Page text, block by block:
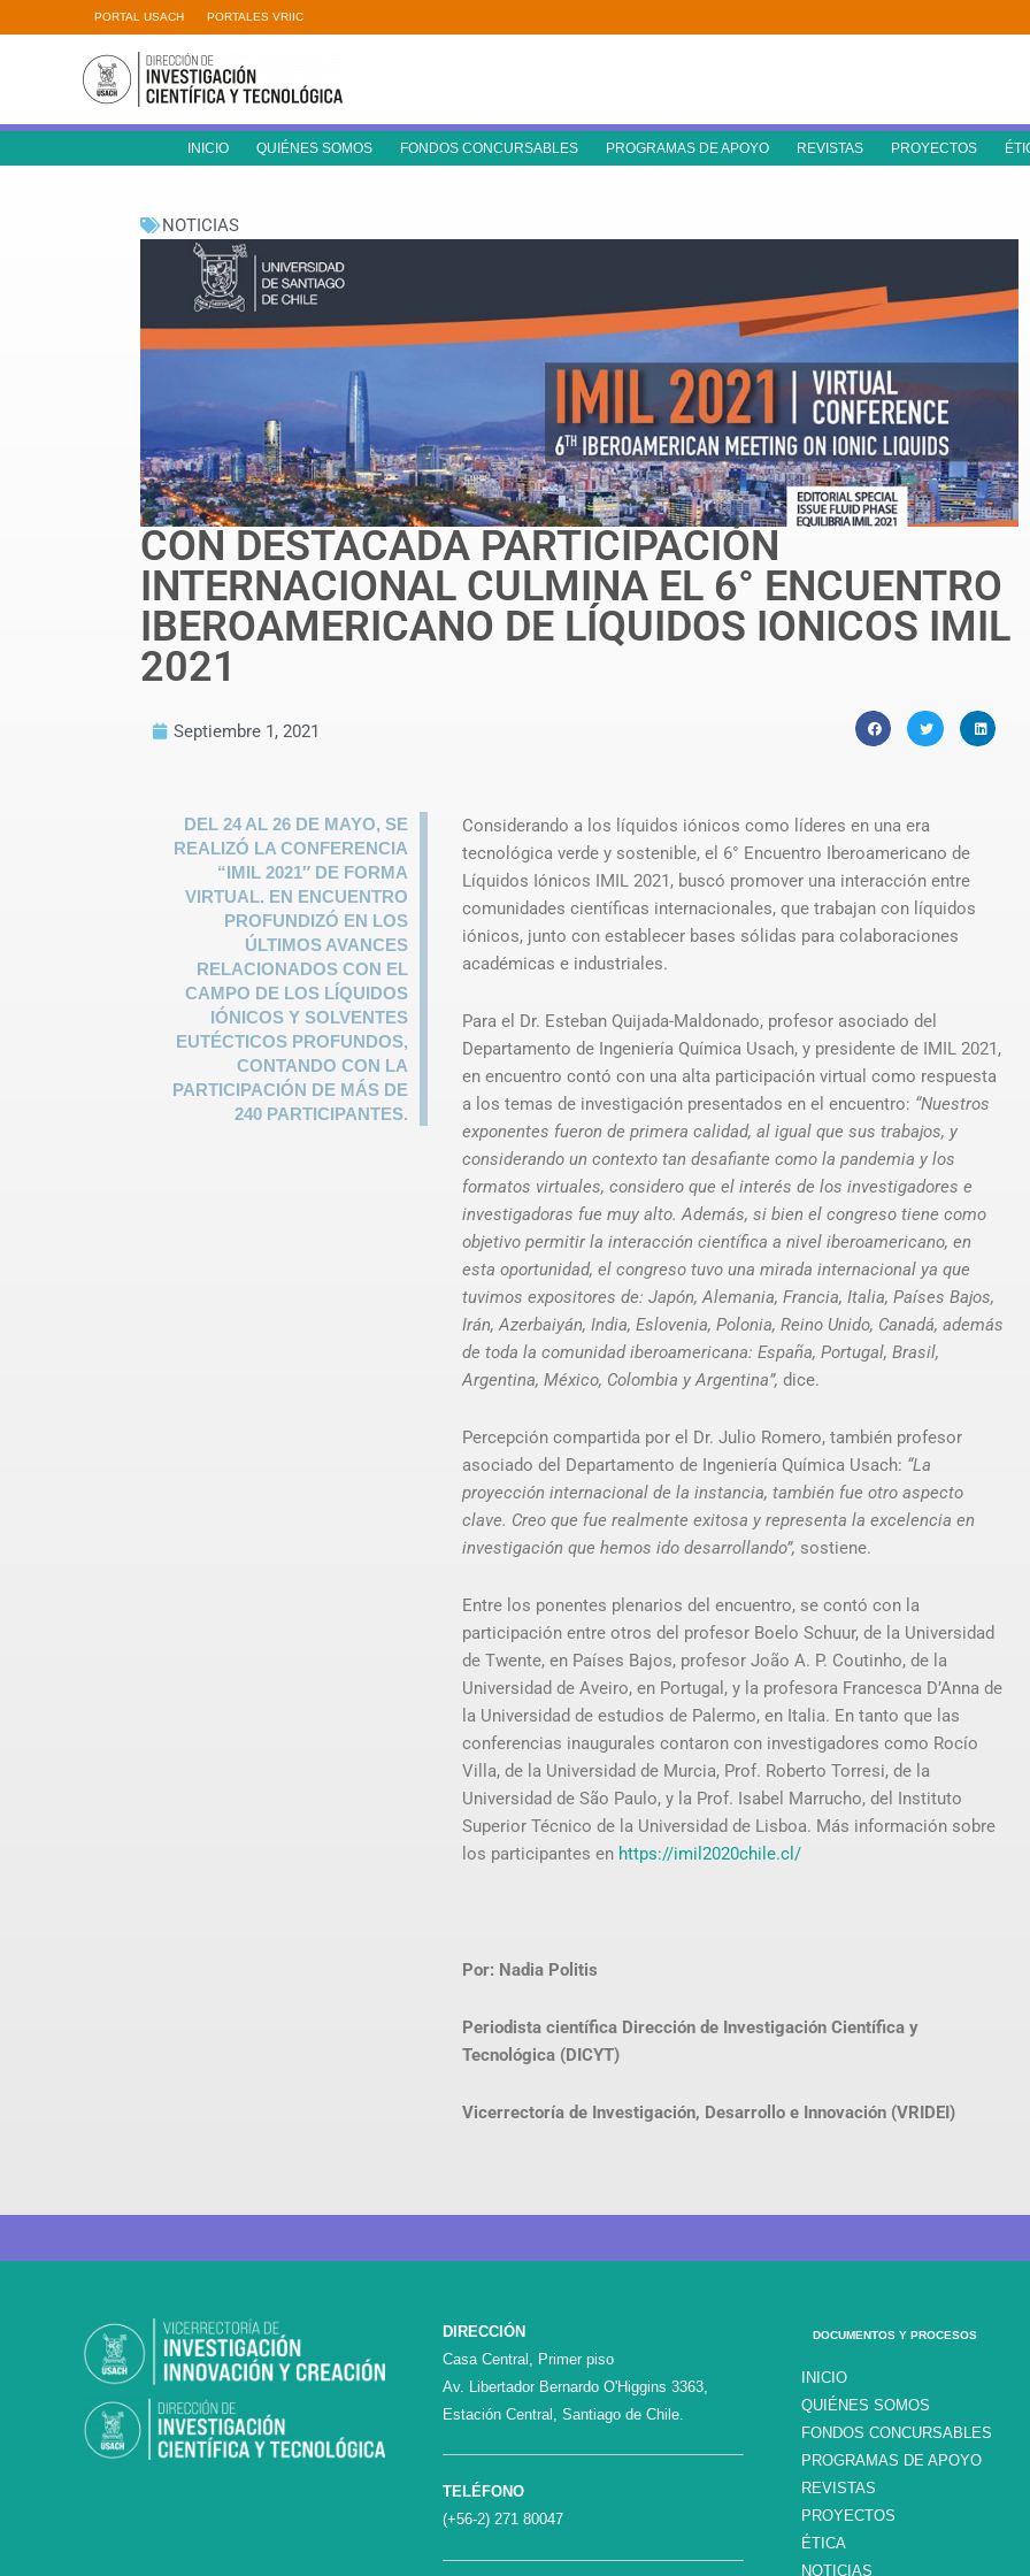
al
PORTAL USACH PORTALES VRIIC
INICIO QUIÉNES SOMOS FONDOS CONCURSABLES PROGRAMAS DE APOYO REVISTAS PROYECTOS
NOTICIAS
CON DESTACADA PARTICIPACIÓN
INTERNACIONAL CULMINA EL 6° ENCUENTRO
IBEROAMERICANO DE LÍQUIDOS IONICOS IMIL
2021
Septiembre 1, 2021
DEL 24 AL 26 DE MAYO, SE
REALIZÓ LA CONFERENCIA
“IMIL 2021″ DE FORMA
VIRTUAL. EN ENCUENTRO
PROFUNDIZÓ EN LOS
ÚLTIMOS AVANCES
RELACIONADOS CON EL
CAMPO DE LOS LÍQUIDOS
IÓNICOS Y SOLVENTES
EUTÉCTICOS PROFUNDOS,
CONTANDO CON LA
PARTICIPACIÓN DE MÁS DE
240 PARTICIPANTES.
Considerando a los líquidos iónicos como líderes en una era
tecnológica verde y sostenible, el 6° Encuentro Iberoamericano de
Líquidos Iónicos IMIL 2021, buscó promover una interacción entre
comunidades científicas internacionales, que trabajan con líquidos
iónicos, junto con establecer bases sólidas para colaboraciones
académicas e industriales.
Para el Dr. Esteban Quijada-Maldonado, profesor asociado del
Departamento de Ingeniería Química Usach, y presidente de IMIL 2021,
en encuentro contó con una alta participación virtual como respuesta
a los temas de investigación presentados en el encuentro: “Nuestros
exponentes fueron de primera calidad, al igual que sus trabajos, y
considerando un contexto tan desafiante como la pandemia y los
formatos virtuales, considero que el interés de los investigadores e
investigadoras fue muy alto. Además, si bien el congreso tiene como
objetivo permitir la interacción científica a nivel iberoamericano, en
esta oportunidad, el congreso tuvo una mirada internacional ya que
tuvimos expositores de: Japón, Alemania, Francia, Italia, Países Bajos,
Irán, Azerbaiyán, India, Eslovenia, Polonia, Reino Unido, Canadá, además
de toda la comunidad iberoamericana: España, Portugal, Brasil,
Argentina, México, Colombia y Argentina”, dice.
Percepción compartida por el Dr. Julio Romero, también profesor
asociado del Departamento de Ingeniería Química Usach: “La
proyección internacional de la instancia, también fue otro aspecto
clave. Creo que fue realmente exitosa y representa la excelencia en
investigación que hemos ido desarrollando”, sostiene.
Entre los ponentes plenarios del encuentro, se contó con la
participación entre otros del profesor Boelo Schuur, de la Universidad
de Twente, en Países Bajos, profesor João A. P. Coutinho, de la
Universidad de Aveiro, en Portugal, y la profesora Francesca D’Anna de
la Universidad de estudios de Palermo, en Italia. En tanto que las
conferencias inaugurales contaron con investigadores como Rocío
Villa, de la Universidad de Murcia, Prof. Roberto Torresi, de la
Universidad de São Paulo, y la Prof. Isabel Marrucho, del Instituto
Superior Técnico de la Universidad de Lisboa. Más información sobre
los participantes en https://imil2020chile.cl/
Por: Nadia Politis
Periodista científica Dirección de Investigación Científica y
Tecnológica (DICYT)
Vicerrectoría de Investigación, Desarrollo e Innovación (VRIDEI)
DIRECCIÓN
Casa Central, Primer piso
Av. Libertador Bernardo O'Higgins 3363,
Estación Central, Santiago de Chile.
TELÉFONO
(+56-2) 271 80047
DOCUMENTOS Y PROCESOS
INICIO
QUIÉNES SOMOS
FONDOS CONCURSABLES
PROGRAMAS DE APOYO
REVISTAS
PROYECTOS
ÉTICA
NOTICIAS